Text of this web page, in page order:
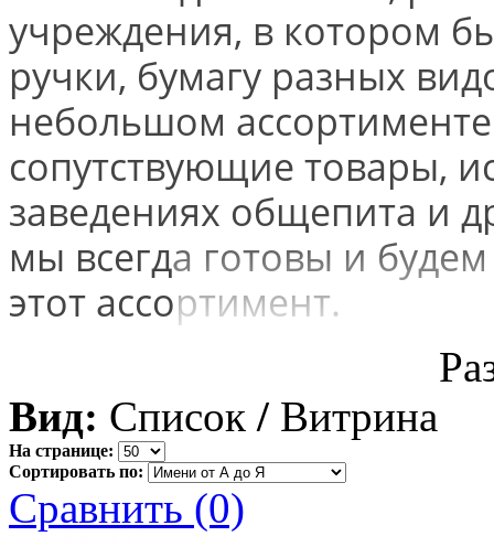
учреждения, в котором
ручки, бумагу разных
небольшом
сопутствующие товары,
заведениях общепита и
мы всегда готовы и
этот ассортимент.
Вид: Список / Витрина
На странице:
Сортировать по:
Сравнить (0)